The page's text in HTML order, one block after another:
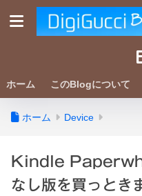
ホーム このBlogについて
ホーム Device
Kindle
なし版を買っとき